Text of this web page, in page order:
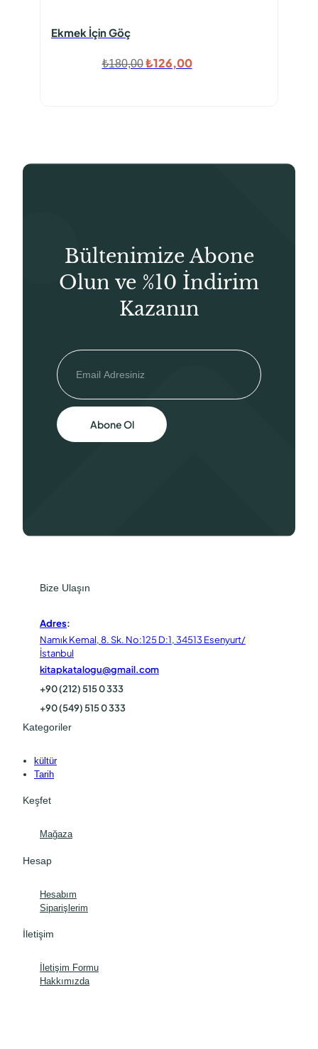
Ekmek İçin Göç
₺180,00 Orijinal
₺126,00Şu
Bültenimize Abone
Olun ve %10 İndirim
Kazanın
Abone Ol
Bize Ulaşın
Adres:
Namık Kemal, 8. Sk. No:125 D:1, 34513 Esenyurt/
İstanbul
kitapkatalogu@gmail.com
+90 (212) 515 0 333
+90 (549) 515 0 333
Kategoriler
kültür
Tarih
Keşfet
Mağaza
Hesap
Hesabım
Siparişlerim
İletişim
İletişim Formu
Hakkımızda